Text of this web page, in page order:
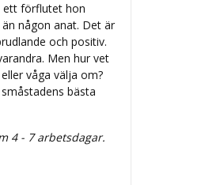
ett förflutet hon
någon anat. Det är
och positiv.
Men hur vet
våga välja om?
bästa
4 - 7 arbetsdagar.